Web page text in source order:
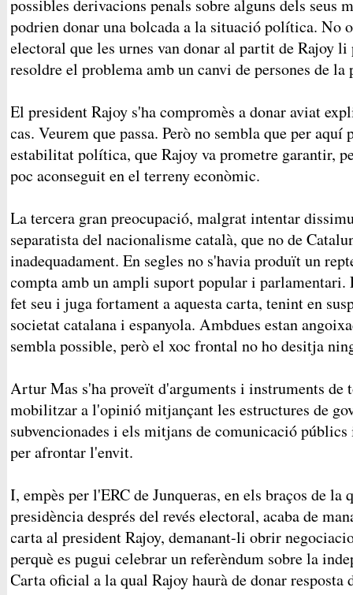
possibles derivacions penals sobre alguns dels seus
podrien donar una bolcada a la situació política. No
electoral que les urnes van donar al partit de Rajoy
resoldre el problema amb un canvi de persones de
El president Rajoy s'ha compromès a donar aviat
cas. Veurem que passa. Però no sembla que per
estabilitat política, que Rajoy va prometre garantir,
poc aconseguit en el terreny econòmic.
La tercera gran preocupació, malgrat intentar
separatista del nacionalisme català, que no de
inadequadament. En segles no s'havia produït un
compta amb un ampli suport popular i
fet seu i juga fortament a aquesta carta, tenint en
societat catalana i espanyola. Ambdues estan
sembla possible, però el xoc frontal no ho desitja
Artur Mas s'ha proveït d'arguments i instruments de
mobilitzar a l'opinió mitjançant les estructures de
subvencionades i els mitjans de comunicació
per afrontar l'envit.
I, empès per l'ERC de Junqueras, en els braços de la
presidència després del revés electoral, acaba de
carta al president Rajoy, demanant-li obrir
perquè es pugui celebrar un referèndum sobre la
Carta oficial a la qual Rajoy haurà de donar resposta